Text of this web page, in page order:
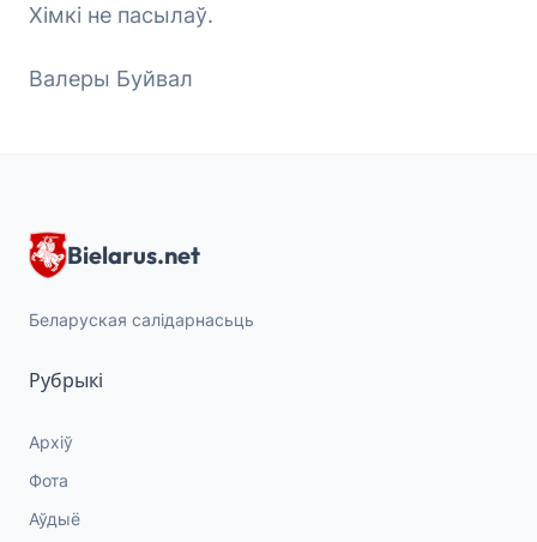
Хімкі не пасылаў.
Валеры Буйвал
Bielarus.net
Беларуская салідарнасьць
Рубрыкі
Архіў
Фота
Аўдыё